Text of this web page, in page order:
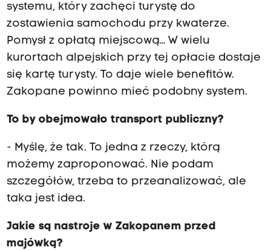
systemu, który zachęci turystę do
zostawienia samochodu przy kwaterze.
Pomysł z opłatą miejscową… W wielu
kurortach alpejskich przy tej opłacie dostaje
się kartę turysty. To daje wiele benefitów.
Zakopane powinno mieć podobny system.
To by obejmowało transport publiczny?
- Myślę, że tak. To jedna z rzeczy, którą
możemy zaproponować. Nie podam
szczegółów, trzeba to przeanalizować, ale
taka jest idea.
Jakie są nastroje w Zakopanem przed
majówką?